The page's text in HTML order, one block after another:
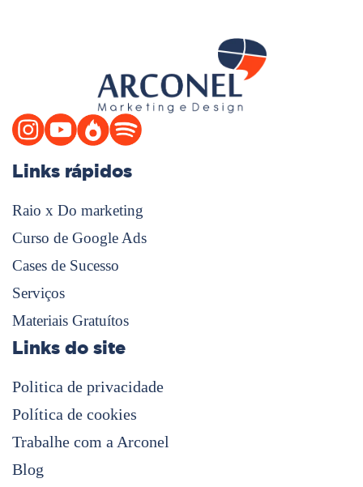
Links rápidos
Raio x Do marketing
Curso de Google Ads
Cases de Sucesso
Serviços
Materiais Gratuítos
Links do site
Politica de privacidade
Política de cookies
Trabalhe com a Arconel
Blog